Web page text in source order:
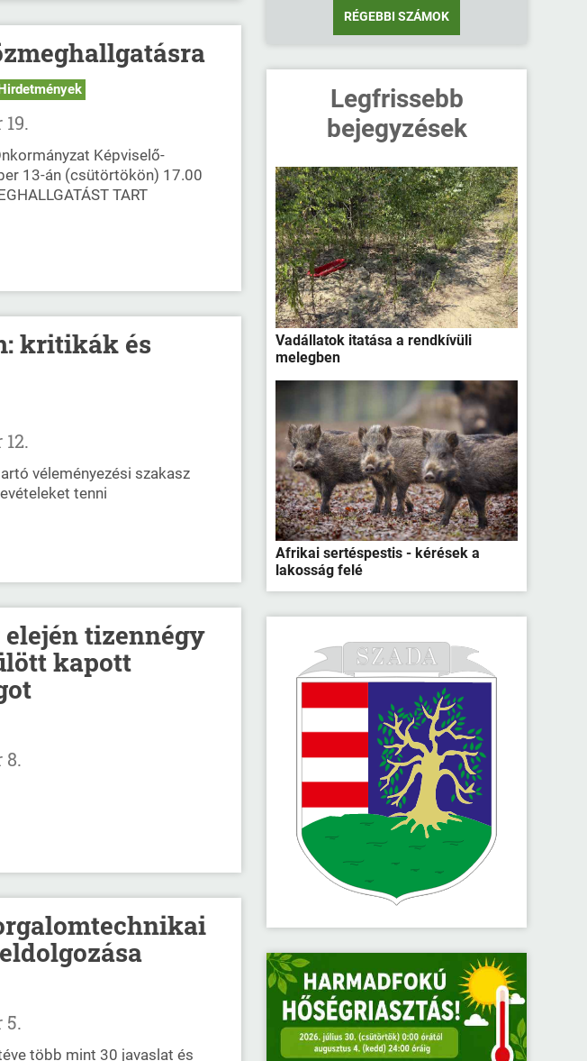
Képviselő-
13-án (csütörtökön) 17.00
TART
kritikák és
véleményezési szakasz
tenni
elején tizennégy
kapott
8.
5.
több mint 30 javaslat és
RÉGEBBI SZÁMOK
Legfrissebb
bejegyzések
Vadállatok itatása a rendkívüli
melegben
Afrikai sertéspestis - kérések a
lakosság felé